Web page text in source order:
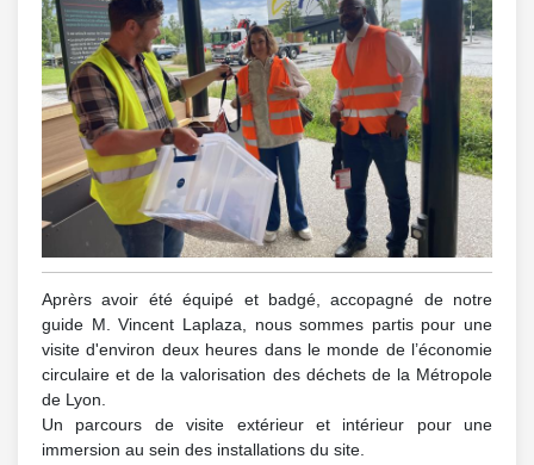
Aprèrs avoir été équipé et badgé, accopagné de notre
guide M. Vincent Laplaza, nous sommes partis pour une
visite d'environ deux heures dans le monde de l’économie
circulaire et de la valorisation des déchets de la Métropole
de Lyon.
Un parcours de visite extérieur et intérieur pour une
immersion au sein des installations du site.